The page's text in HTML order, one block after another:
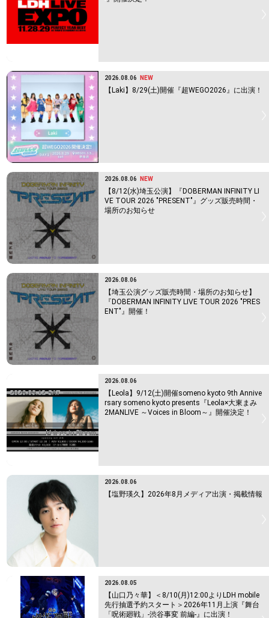
2026.08.06 NEW
【Laki】8/29(土)開催『超WEGO2026』に出演！
2026.08.06 NEW
【8/12(水)埼玉公演】『DOBERMAN INFINITY LI
VE TOUR 2026 "PRESENT"』グッズ販売時間・
場所のお知らせ
2026.08.06
【埼玉公演グッズ販売時間・場所のお知らせ】
『DOBERMAN INFINITY LIVE TOUR 2026 "PRES
ENT"』開催！
2026.08.06
【Leola】9/12(土)開催someno kyoto 9th Annive
rsary someno kyoto presents『Leola×大東まみ
2MANLIVE ～Voices in Bloom～』開催決定！
2026.08.06
【塩野瑛久】2026年8月メディア出演・掲載情報
2026.08.05
【山口乃々華】＜8/10(月)12:00よりLDH mobile
先行抽選予約スタート＞2026年11月上演『舞台
「呪術廻戦」-渋谷事変 前編-』に出演！